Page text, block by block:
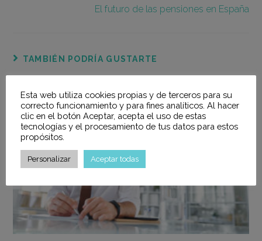
El futuro de las pensiones en España
TAMBIÉN PODRÍA GUSTARTE
Esta web utiliza cookies propias y de terceros para su
correcto funcionamiento y para fines analíticos. Al hacer
clic en el botón Aceptar, acepta el uso de estas
tecnologías y el procesamiento de tus datos para estos
propósitos.
Personalizar Aceptar todas